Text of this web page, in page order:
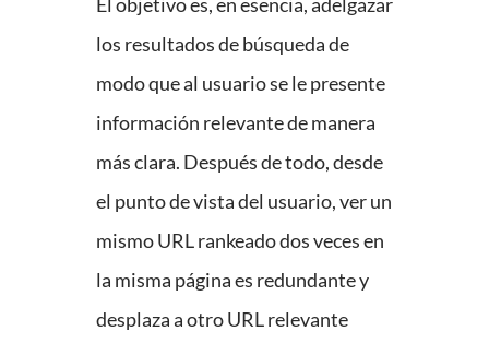
los resultados de búsqueda de
modo que al usuario se le presente
información relevante de manera
más clara. Después de todo, desde
el punto de vista del usuario, ver un
mismo URL rankeado dos veces en
la misma página es redundante y
desplaza a otro URL relevante